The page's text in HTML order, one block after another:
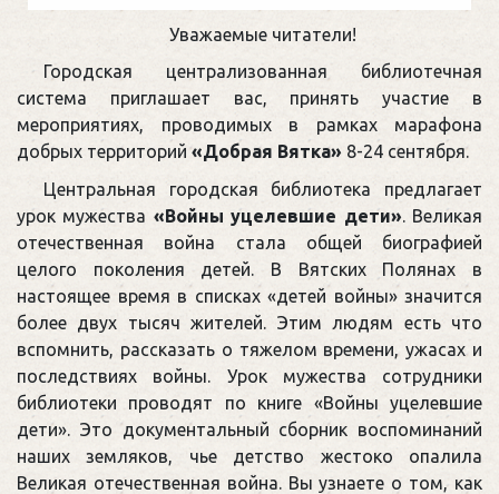
Уважаемые читатели!
Городская централизованная библиотечная
система приглашает вас, принять участие в
мероприятиях, проводимых в рамках марафона
добрых территорий«Добрая Вятка» 8-24 сентября.
Центральная городская библиотека предлагает
урок мужества «Войны уцелевшие дети». Великая
отечественная война стала общей биографией
целого поколения детей. В Вятских Полянах в
настоящее время в списках «детей войны» значится
более двух тысяч жителей. Этим людям есть что
вспомнить, рассказать о тяжелом времени, ужасах и
последствиях войны. Урок мужества сотрудники
библиотеки проводят по книге «Войны уцелевшие
дети». Это документальный сборник воспоминаний
наших земляков, чье детство жестоко опалила
Великая отечественная война. Вы узнаете о том, как